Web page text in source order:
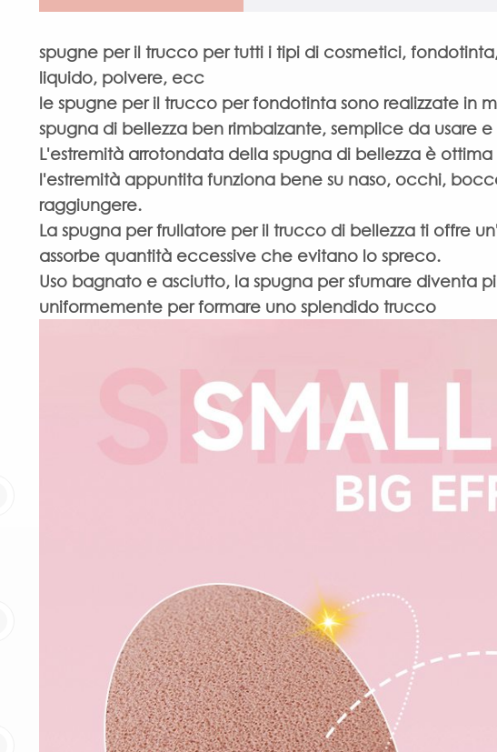
spugne per il trucco per tutti i tipi di cosmetici,
liquido, polvere, ecc
le spugne per il trucco per fondotinta sono realizzate in
spugna di bellezza ben rimbalzante, semplice da usare
L'estremità arrotondata della spugna di bellezza è
l'estremità appuntita funziona bene su naso, occhi,
raggiungere.
La spugna per frullatore per il trucco di bellezza ti offre
assorbe quantità eccessive che evitano lo spreco.
Uso bagnato e asciutto, la spugna per sfumare diventa
uniformemente per formare uno splendido trucco